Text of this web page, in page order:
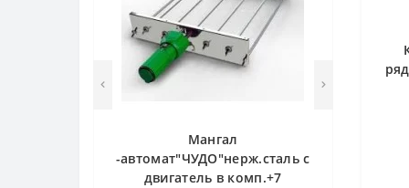
Мангал
-автомат"ЧУДО"нерж.сталь с
двигатель в комп.+7